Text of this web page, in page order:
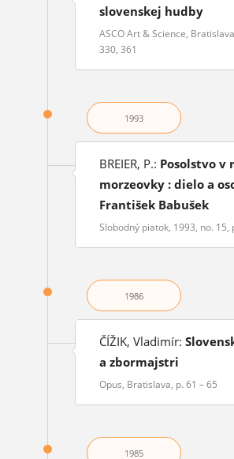
slovenskej hudby
ASCO Art & Science,
330, 361
1993
BREIER, P.: Posolstvo v
morzeovky : dielo a
František Babušek
Slobodný piatok, 1993, no. 15,
1986
ČÍŽIK, Vladimír:
a zbormajstri
Opus, Bratislava, p. 61 – 65
1985